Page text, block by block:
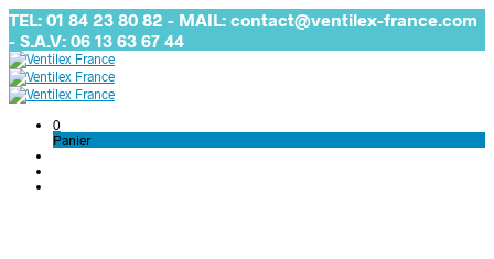
TEL: 01 84 23 80 82 - MAIL: contact@ventilex-france.com
- S.A.V: 06 13 63 67 44
0
Panier